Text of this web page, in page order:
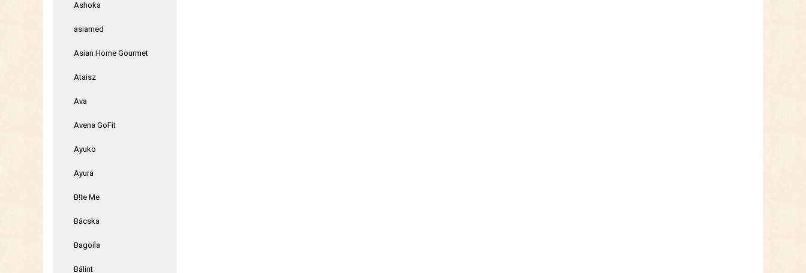
Ashoka
asiamed
Asian Home Gourmet
Ataisz
Ava
Avena GoFit
Ayuko
Ayura
B!te Me
Bácska
Bagoila
Bálint